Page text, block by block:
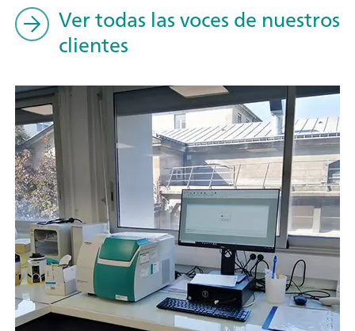
Ver todas las voces de nuestros
clientes